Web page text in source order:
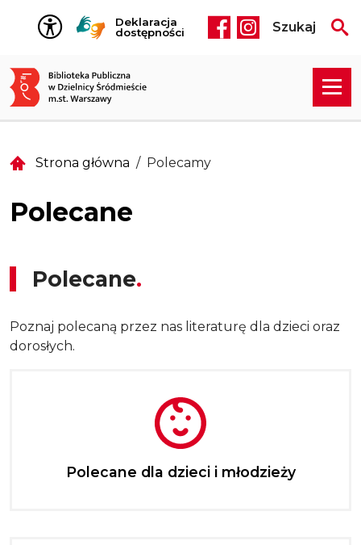
Przejdź do treści
Deklaracja
dostępności
Social media
Szukaj
Strona główna Polecamy
Polecane
Polecane
Poznaj polecaną przez nas literaturę dla dzieci oraz
dorosłych.
Polecane dla dzieci i młodzieży